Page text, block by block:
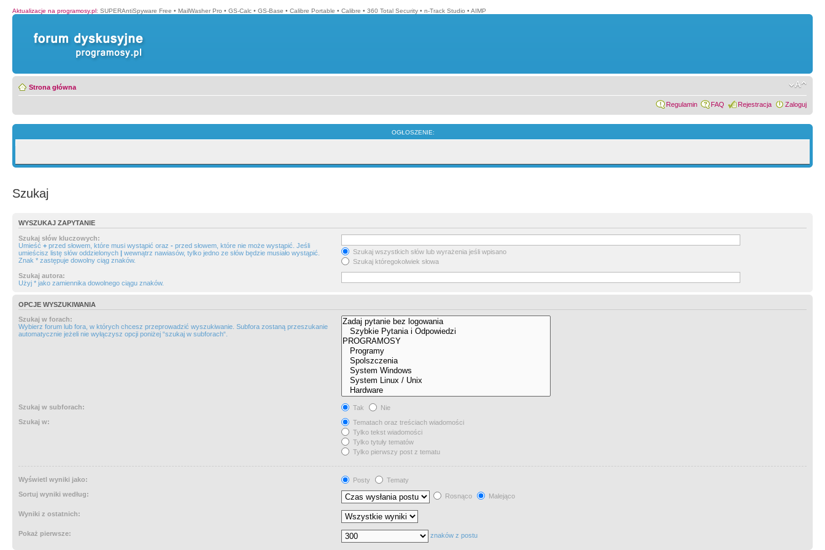
Aktualizacje na programosy.pl: SUPERAntiSpyware Free • MailWasher Pro • GS-Calc • GS-Base • Calibre Portable • Calibre • 360 Total Security • n-Track Studio • AIMP
Strona główna
Regulamin FAQ Rejestracja Zaloguj
OGŁOSZENIE:
Szukaj
WYSZUKAJ ZAPYTANIE
Szukaj słów kluczowych:
Umieść + przed słowem, które musi wystąpić oraz - przed słowem, które nie może wystąpić. Jeśli
umieścisz listę słów oddzielonych | wewnątrz nawiasów, tylko jedno ze słów będzie musiało wystąpić.
Znak * zastępuje dowolny ciąg znaków.
Szukaj wszystkich słów lub wyrażenia jeśli wpisano
Szukaj któregokolwiek słowa
Szukaj autora:
Użyj * jako zamiennika dowolnego ciągu znaków.
OPCJE WYSZUKIWANIA
Szukaj w forach:
Wybierz forum lub fora, w których chcesz przeprowadzić wyszukiwanie. Subfora zostaną przeszukanie
automatycznie jeżeli nie wyłączysz opcji poniżej “szukaj w subforach“.
Szukaj w subforach: Tak
Nie
Szukaj w:
Tematach oraz treściach wiadomości
Tylko tekst wiadomości
Tylko tytuły tematów
Tylko pierwszy post z tematu
Wyświetl wyniki jako: Posty
Tematy
Sortuj wyniki według:
Rosnąco Malejąco
Wyniki z ostatnich:
Pokaż pierwsze: znaków z postu